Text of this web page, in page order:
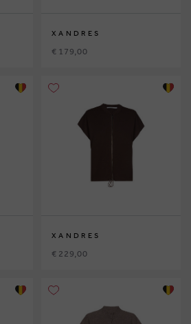
XANDRES
€ 179,00
XANDRES
€ 229,00